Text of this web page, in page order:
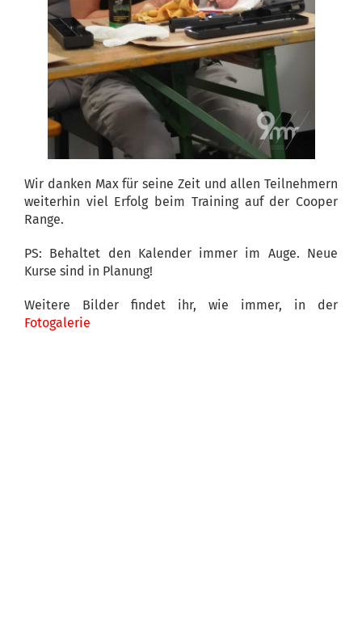
Wir danken Max für seine Zeit und allen Teilnehmern
weiterhin viel Erfolg beim Training auf der Cooper
Range.
PS: Behaltet den Kalender immer im Auge. Neue
Kurse sind in Planung!
Weitere Bilder findet ihr, wie immer, in der
Fotogalerie